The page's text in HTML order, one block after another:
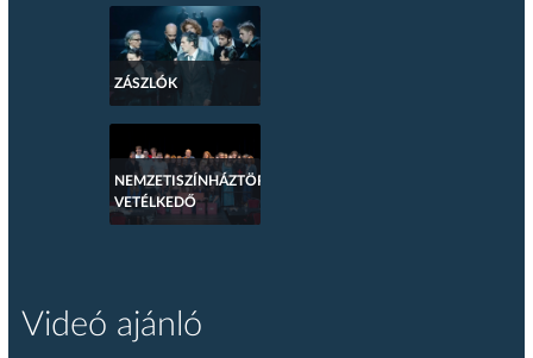
ZÁSZLÓK
NEMZETISZÍNHÁZTÖRTÉNETI
VETÉLKEDŐ
Videó ajánló